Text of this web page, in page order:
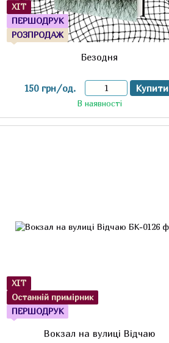
ХІТ
ПЕРШОДРУК
РОЗПРОДАЖ
Безодня
150 грн/од. Купити
В наявності
ХІТ
Останній примірник
ПЕРШОДРУК
Вокзал на вулиці Відчаю